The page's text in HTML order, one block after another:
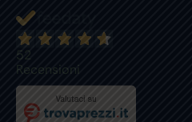
52
Recensioni